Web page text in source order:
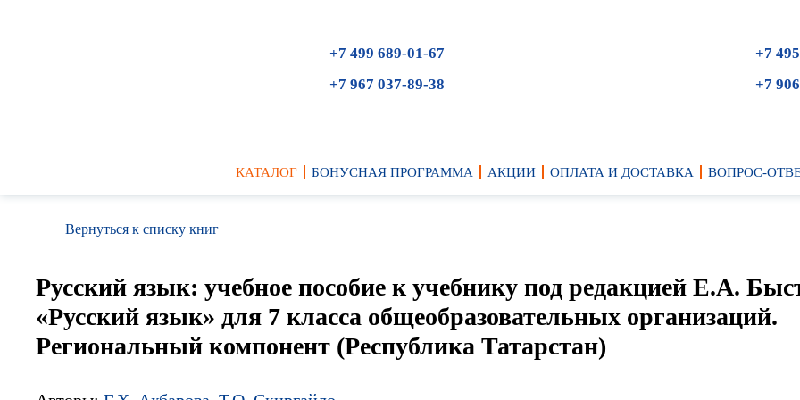
+7 499 689-01-67
+7 967 037-89-38
+7
+7
КАТАЛОГ БОНУСНАЯ ПРОГРАММА АКЦИИ ОПЛАТА И ДОСТАВКА ВОПРОС-
Вернуться к списку книг
Русский язык: учебное пособие к учебнику под редакцией Е.А.
«Русский язык» для 7 класса общеобразовательных организаций.
Региональный компонент (Республика Татарстан)